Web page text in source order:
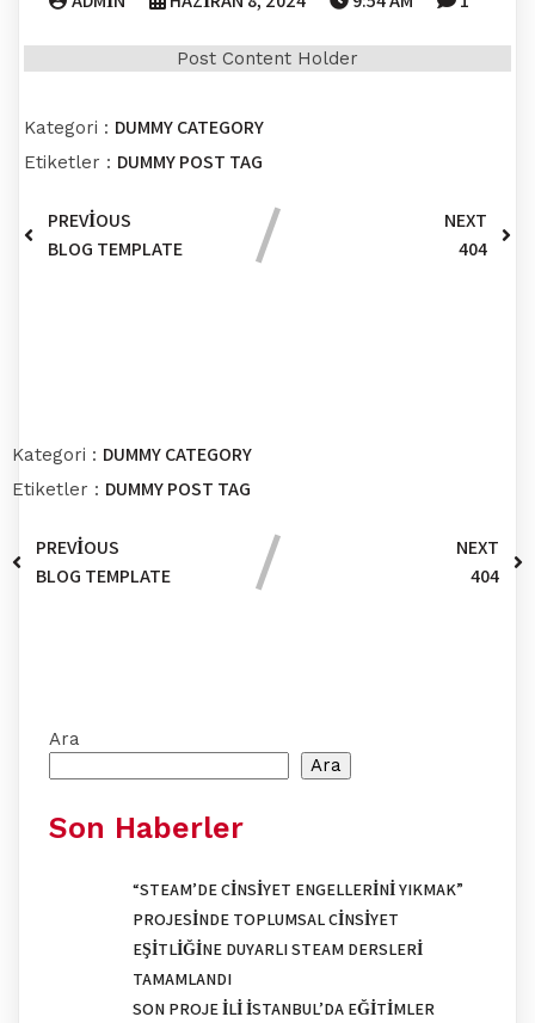
Post Content Holder
Kategori : DUMMY CATEGORY
Etiketler : DUMMY POST TAG
PREVIOUS
BLOG TEMPLATE
NEXT
404
Kategori : DUMMY CATEGORY
Etiketler : DUMMY POST TAG
PREVIOUS
BLOG TEMPLATE
NEXT
404
Ara
Ara
Son Haberler
“STEAM’DE CINSIYET ENGELLERINI YIKMAK”
PROJESINDE TOPLUMSAL CINSIYET
EŞITLIĞINE DUYARLI STEAM DERSLERI
TAMAMLANDI
SON PROJE İLI İSTANBUL’DA EĞITIMLER